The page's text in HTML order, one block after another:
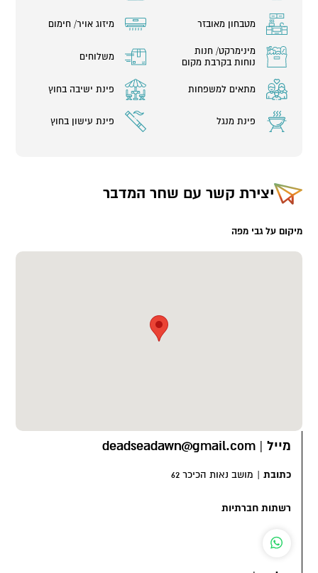
מטבחון מאובזר מיזוג אויר/ חימום
מינימרקט/ חנות
נוחות בקרבת מקום
משלוחים
מתאים למשפחות פינת ישיבה בחוץ
פינת מנגל פינת עישון בחוץ
יצירת קשר עם שחר המדבר
מיקום על גבי מפה
מייל |
deadseadawn@gmail.com
כתובת | מושב נאות הכיכר 62
רשתות חברתיות